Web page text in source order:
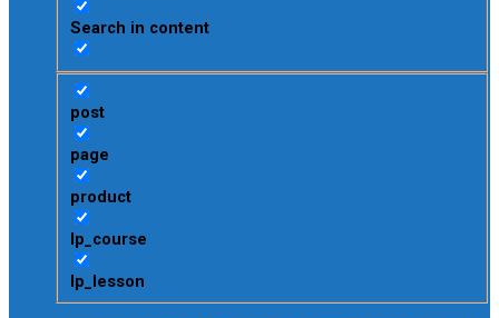
Search in content
post
page
product
lp_course
lp_lesson